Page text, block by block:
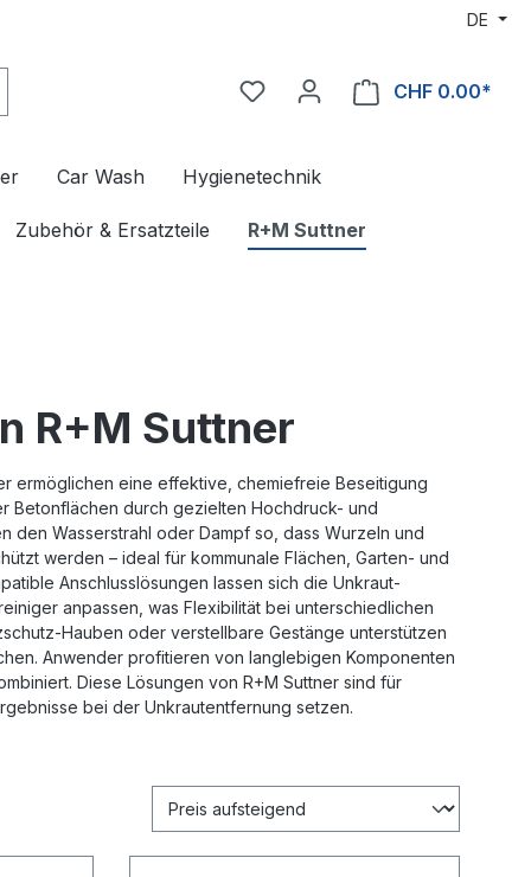
DE
CHF 0.00*
Car Wash Hygienetechnik
Zubehör & Ersatzteile R+M Suttner
R+M Suttner
ermöglichen eine effektive, chemiefreie Beseitigung
Betonflächen durch gezielten Hochdruck- und
den Wasserstrahl oder Dampf so, dass Wurzeln und
werden – ideal für kommunale Flächen, Garten- und
Anschlusslösungen lassen sich die Unkraut-
anpassen, was Flexibilität bei unterschiedlichen
Hauben oder verstellbare Gestänge unterstützen
Anwender profitieren von langlebigen Komponenten
Diese Lösungen von R+M Suttner sind für
bei der Unkrautentfernung setzen.